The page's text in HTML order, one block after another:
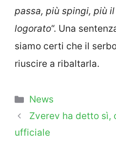
passa, più spingi, più
logorato“. Una
siamo certi che il
riuscire a ribaltarla.
Categorie
News
Zverev ha detto sì,
ufficiale